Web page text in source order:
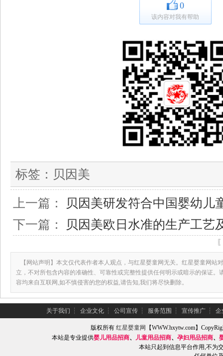
0
该内容对我有帮助
标签： 贝因美
上一篇：
贝因美研发符合中国婴幼儿
下一篇：
贝因美欧日水准的生产工艺
【网站声明】本文仅代表作者本人观点，与红星婴童网无关。红星婴童网站
立，不对所包含内容的准确性、可靠性或完整性提供任何明示或暗示的保证。
容均来自互联网,如不慎侵害的您的权益,请告知,我们将尽快删除。
关于我们 ┆ 企业文化 ┆ 公司宣传 ┆ 服务范围 ┆ 宣传推广 ┆ 企
版权所有红星婴童网
【WWW.hxytw.com】
本站是专业提供婴儿用品招商、 儿童用品招商、 孕妇用品招商、
本站只起到信息平台作用,不为